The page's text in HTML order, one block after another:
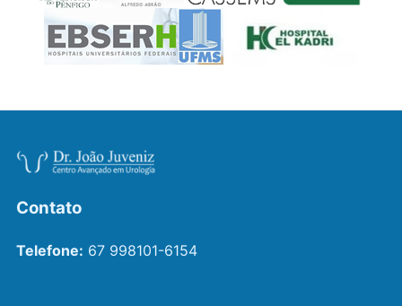
Contato
Telefone: 67 998101-6154